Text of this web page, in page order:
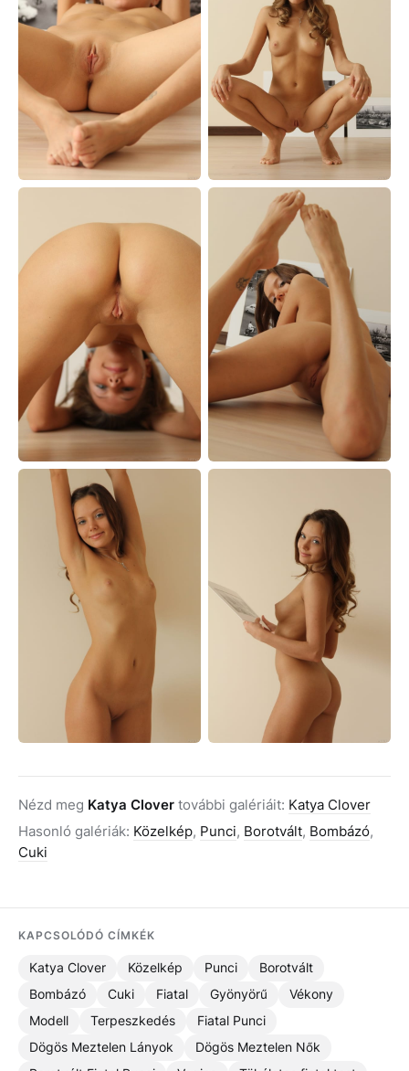
Nézd meg Katya Clover további galériáit: Katya Clover
Hasonló galériák: Közelkép, Punci, Borotvált, Bombázó,
Cuki
KAPCSOLÓDÓ CÍMKÉK
Katya Clover Közelkép Punci
Borotvált
Bombázó
Cuki Fiatal Gyönyörű
Vékony
Modell
Terpeszkedés
Fiatal Punci
Dögös Meztelen Lányok
Dögös Meztelen Nők